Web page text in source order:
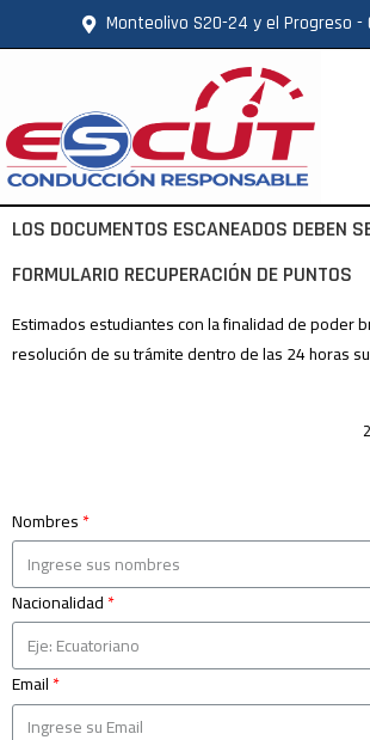
Monteolivo S20-24 y el Progreso -
LOS DOCUMENTOS ESCANEADOS DEBEN
FORMULARIO RECUPERACIÓN DE PUNTOS
Estimados estudiantes con la finalidad de poder
resolución de su trámite dentro de las 24 horas
Nombres
Nacionalidad
Email